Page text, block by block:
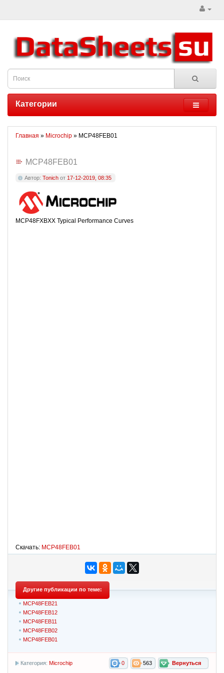
Категории
Главная » Microchip » MCP48FEB01
MCP48FEB01
Автор: Tonich от 17-12-2019, 08:35
MCP48FXBXX Typical Performance Curves
Скачать: MCP48FEB01
Другие публикации по теме:
MCP48FEB21
MCP48FEB12
MCP48FEB11
MCP48FEB02
MCP48FEB01
Вернуться
563
0
Категория: Microchip